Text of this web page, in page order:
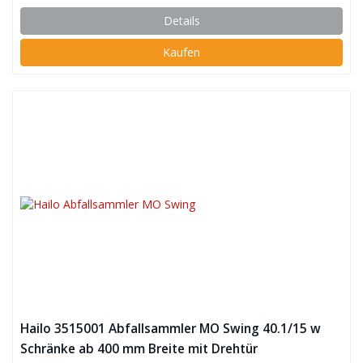
Details
Kaufen
Hailo 3515001 Abfallsammler MO Swing 40.1/15 w
Schränke ab 400 mm Breite mit Drehtür